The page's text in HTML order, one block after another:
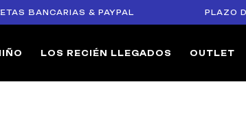
& PAYPAL PLAZO DE
LOS RECIÉN LLEGADOS OUTLET